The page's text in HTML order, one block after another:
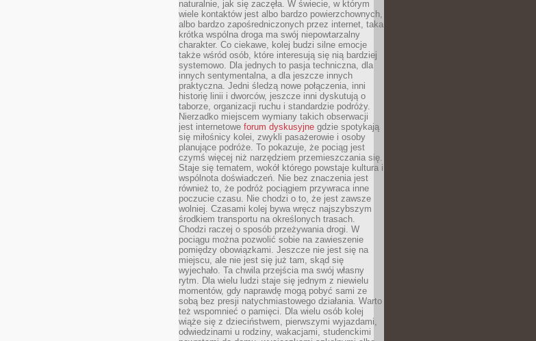
naturalnie, jak się zaczęła. W świecie, w którym
wiele kontaktów jest albo bardzo powierzchownych,
albo bardzo zapośredniczonych przez internet, taka
krótka wspólna droga ma swój niepowtarzalny
charakter. Co ciekawe, kolej budzi silne emocje
także wśród osób, które interesują się nią bardziej
systemowo. Dla jednych to pasja techniczna, dla
innych sentymentalna, a dla jeszcze innych
praktyczna. Jedni śledzą nowe połączenia, inni
historię linii i dworców, jeszcze inni dyskutują o
taborze, organizacji ruchu i standardzie podróży.
Nierzadko miejscem wymiany takich obserwacji
jest internetowe forum dyskusyjne gdzie spotykają
się miłośnicy kolei, zwykli pasażerowie i osoby
planujące podróże. To pokazuje, że pociąg jest
czymś więcej niż narzędziem przemieszczania się.
Staje się tematem, wokół którego powstaje kultura i
wspólnota doświadczeń. Nie bez znaczenia jest
również to, że podróż pociągiem przywraca inne
poczucie czasu. Nie chodzi o to, że jest zawsze
wolniej. Czasami kolej bywa wręcz najszybszym
środkiem transportu na określonych trasach.
Chodzi raczej o sposób przeżywania drogi. W
pociągu można pozwolić sobie na zawieszenie
pomiędzy obowiązkami. Jeszcze nie jest się na
miejscu, ale nie jest się już tam, skąd się
wyjechało. Ta chwila przejścia ma swój własny
rytm. Dla wielu ludzi staje się jednym z niewielu
momentów, gdy naprawdę mogą pobyć sami ze
sobą bez presji natychmiastowego działania. Warto
też wspomnieć o pamięci. Dla wielu osób kolej
wiąże się z dzieciństwem, pierwszymi wyjazdami,
odwiedzinami u rodziny, wakacjami, studenckimi